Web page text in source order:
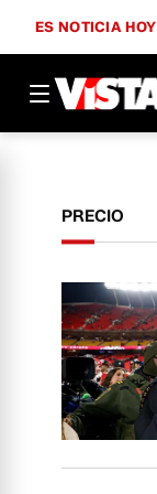
ES NOTICIA HOY
PRECIO